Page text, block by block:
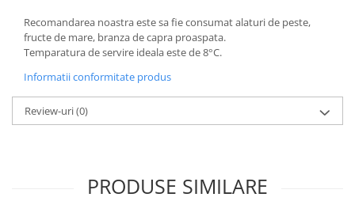
Recomandarea noastra este sa fie consumat alaturi de peste,
fructe de mare, branza de capra proaspata.
Temparatura de servire ideala este de 8°C.
Informatii conformitate produs
Review-uri(0)
PRODUSE SIMILARE